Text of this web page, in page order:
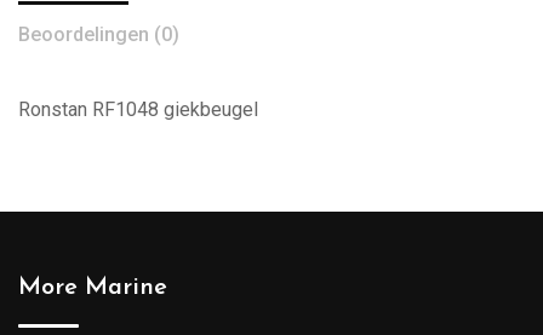
Beoordelingen (0)
Ronstan RF1048 giekbeugel
More Marine